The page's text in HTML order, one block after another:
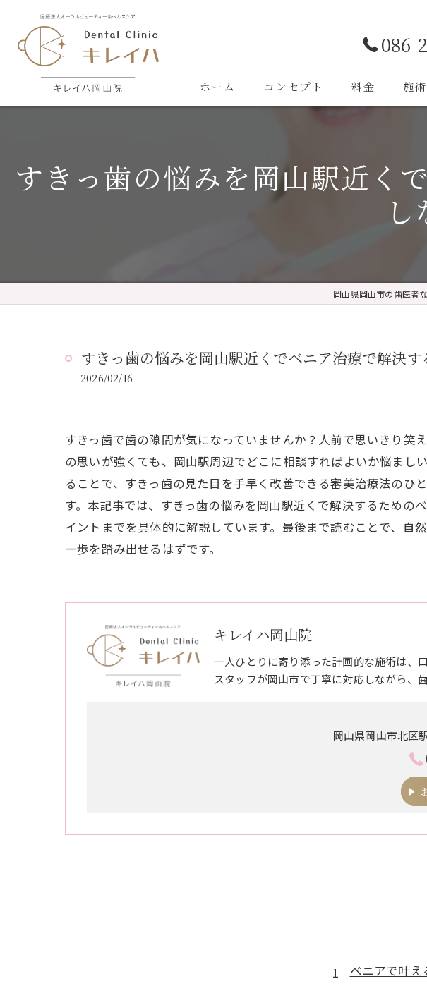
086-
ホーム コンセプト 料金 施
すきっ歯の悩みを岡山駅近く
岡山県岡山市の歯医者
すきっ歯の悩みを岡山駅近くでベニア治療で解決
2026/02/16
すきっ歯で歯の隙間が気になっていませんか？人前で思いきり笑
の思いが強くても、岡山駅周辺でどこに相談すればよいか悩ま
ることで、すきっ歯の見た目を手早く改善できる審美治療法の
す。本記事では、すきっ歯の悩みを岡山駅近くで解決するため
イントまでを具体的に解説しています。最後まで読むことで、
一歩を踏み出せるはずです。
キレイハ岡山院
一人ひとりに寄り添った計画的な施術は、
スタッフが岡山市で丁寧に対応しながら、
岡山県岡山市北区
ベニアで叶